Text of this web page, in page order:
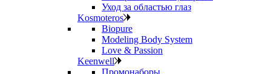
Уход за областью глаз
Kosmoteros
Biopure
Modeling Body System
Love & Passion
Keenwell
Промонаборы